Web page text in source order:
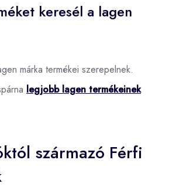
keresél a lagen
márka termékei szerepelnek.
legjobb lagen termékeinek
származó Férfi